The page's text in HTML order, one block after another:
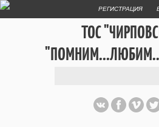
РЕГИСТРАЦИЯ
ТОС